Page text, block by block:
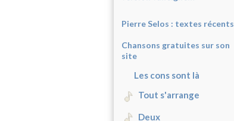
Pierre Selos : textes récents
Chansons gratuites sur son
site
Les cons sont là
Tout s'arrange
Deux